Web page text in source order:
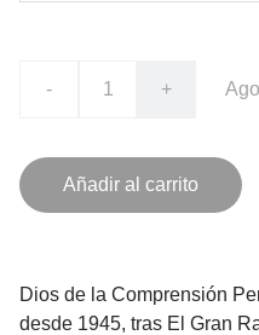
- +
Añadir al carrito
Dios de la Comprensión
desde 1945, tras El Gran